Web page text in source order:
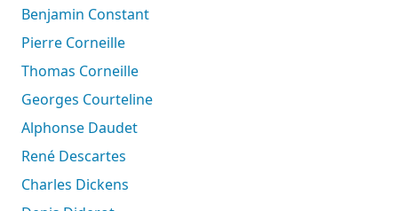
Benjamin Constant
Pierre Corneille
Thomas Corneille
Georges Courteline
Alphonse Daudet
René Descartes
Charles Dickens